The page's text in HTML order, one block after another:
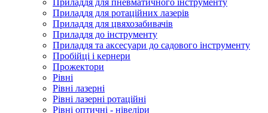
Приладдя для пневматичного інструменту
Приладдя для ротаційних лазерів
Приладдя для цвяхозабивачів
Приладдя до інструменту
Приладдя та аксесуари до садового інструменту
Пробійці і кернери
Прожектори
Рівні
Рівні лазерні
Рівні лазерні ротаційні
Рівні оптичні - нівеліри